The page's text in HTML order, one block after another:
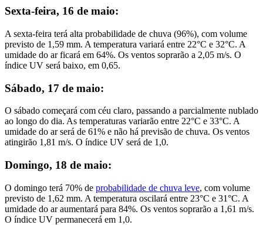
Sexta-feira, 16 de maio:
A sexta-feira terá alta probabilidade de chuva (96%), com volume
previsto de 1,59 mm. A temperatura variará entre 22°C e 32°C. A
umidade do ar ficará em 64%. Os ventos soprarão a 2,05 m/s. O
índice UV será baixo, em 0,65.
Sábado, 17 de maio:
O sábado começará com céu claro, passando a parcialmente nublado
ao longo do dia. As temperaturas variarão entre 22°C e 33°C. A
umidade do ar será de 61% e não há previsão de chuva. Os ventos
atingirão 1,81 m/s. O índice UV será de 1,0.
Domingo, 18 de maio:
O domingo terá 70% de probabilidade de chuva leve, com volume
previsto de 1,62 mm. A temperatura oscilará entre 23°C e 31°C. A
umidade do ar aumentará para 84%. Os ventos soprarão a 1,61 m/s.
O índice UV permanecerá em 1,0.